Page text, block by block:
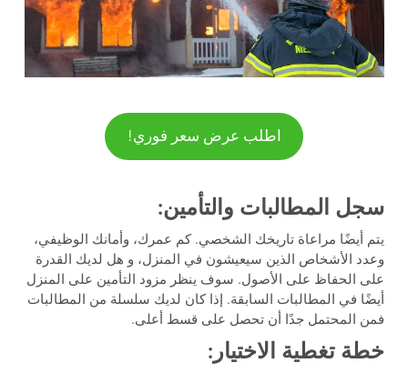
اطلب عرض سعر فوري!
سجل المطالبات والتأمين:
يتم أيضًا مراعاة تاريخك الشخصي. كم عمرك، وأمانك الوظيفي،
وعدد الأشخاص الذين سيعيشون في المنزل، و هل لديك القدرة
على الحفاظ على الأصول. سوف ينظر مزود التأمين على المنزل
أيضًا في المطالبات السابقة. إذا كان لديك سلسلة من المطالبات
فمن المحتمل جدًا أن تحصل على قسط أعلى.
خطة تغطية الاختيار: